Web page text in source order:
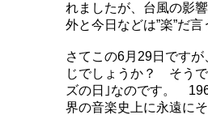
れましたが、台風の影
外と今日などは”楽”だ言
さてこの6月29日です
じでしょうか？ そう
ズの日｣なのです。
界の音楽史上に永遠に